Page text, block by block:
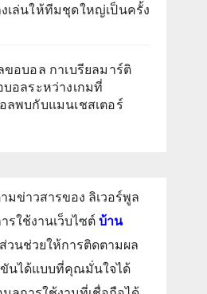
เล่นให้ทีมชุดใหญ่เป็นครั้ง
ขอบอล กาเบรียลมาร์ติ
บอลระหว่างเกมที่
ลพบกับแมนเชสเตอร์
มข่าวสารของ ลิเวอร์พูล
รใช้งานเว็บไซต์ บ้าน
วนช่วยให้การติดตามผล
นได้แบบที่คุณมั่นใจได้